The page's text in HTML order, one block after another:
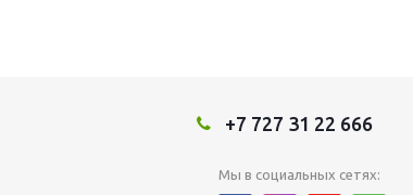
+7 727 31 22 666
Мы в социальных сетях: